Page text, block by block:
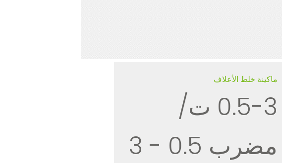
ماكينة خلط الأعلاف
0.5-3 ت/
مضرب 0.5 - 3